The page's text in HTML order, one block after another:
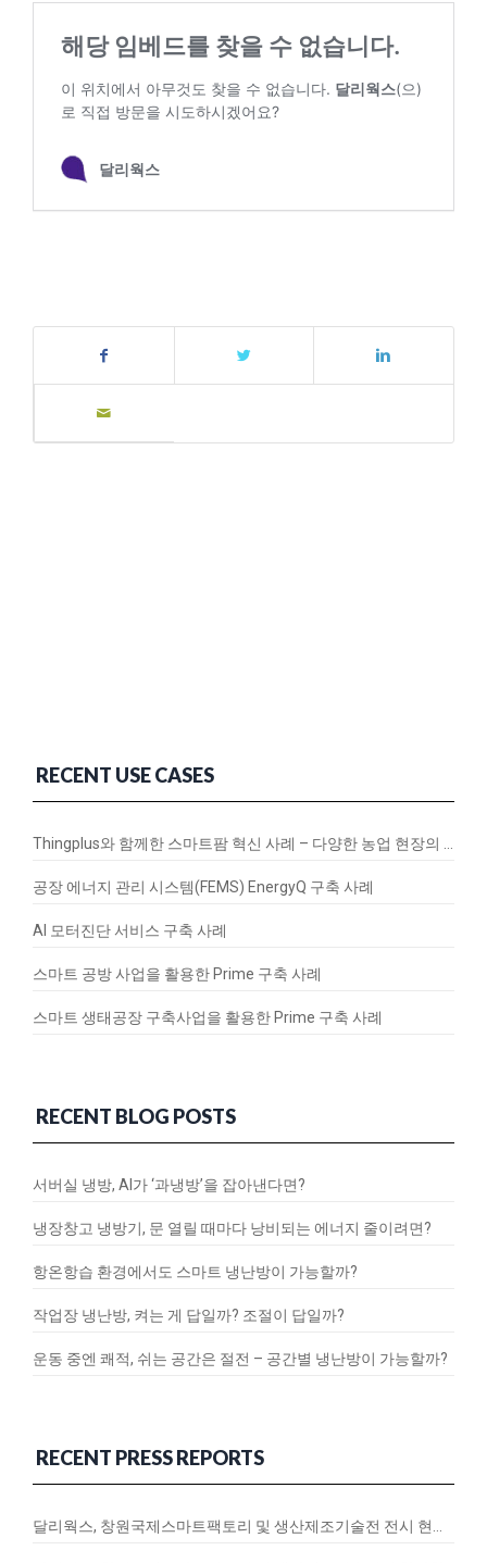
RECENT USE CASES
공장 에너지 관리 시스템(FEMS) EnergyQ 구축 사례
AI 모터진단 서비스 구축 사례
스마트 공방 사업을 활용한 Prime 구축 사례
스마트 생태공장 구축사업을 활용한 Prime 구축 사례
RECENT BLOG POSTS
서버실 냉방, AI가 ‘과냉방’을 잡아낸다면?
냉장창고 냉방기, 문 열릴 때마다 낭비되는 에너지 줄이려면?
항온항습 환경에서도 스마트 냉난방이 가능할까?
작업장 냉난방, 켜는 게 답일까? 조절이 답일까?
운동 중엔 쾌적, 쉬는 공간은 절전 – 공간별 냉난방이 가능할까?
RECENT PRESS REPORTS